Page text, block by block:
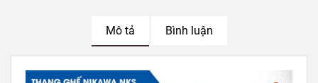
Mô tả Bình luận